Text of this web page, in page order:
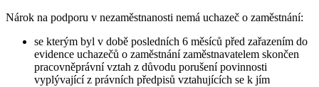
Nárok na podporu v nezaměstnanosti nemá uchazeč o zaměstnání:
se kterým byl v době posledních 6 měsíců před zařazením do
evidence uchazečů o zaměstnání zaměstnavatelem skončen
pracovněprávní vztah z důvodu porušení povinnosti
vyplývající z právních předpisů vztahujících se k jím